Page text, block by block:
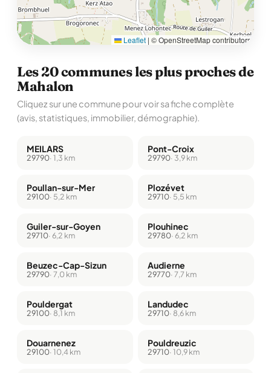
Leaflet | © OpenStreetMap contributors
Les 20 communes les plus proches de
Mahalon
Cliquez sur une commune pour voir sa fiche complète
(avis, statistiques, immobilier, démographie).
MEILARS
29790· 1,3 km
Pont-Croix
29790· 3,9 km
Poullan-sur-Mer
29100· 5,2 km
Plozévet
29710· 5,5 km
Guiler-sur-Goyen
29710· 6,2 km
Plouhinec
29780· 6,2 km
Beuzec-Cap-Sizun
29790· 7,0 km
Audierne
29770· 7,7 km
Pouldergat
29100· 8,1 km
Landudec
29710· 8,6 km
Douarnenez
29100· 10,4 km
Pouldreuzic
29710· 10,9 km